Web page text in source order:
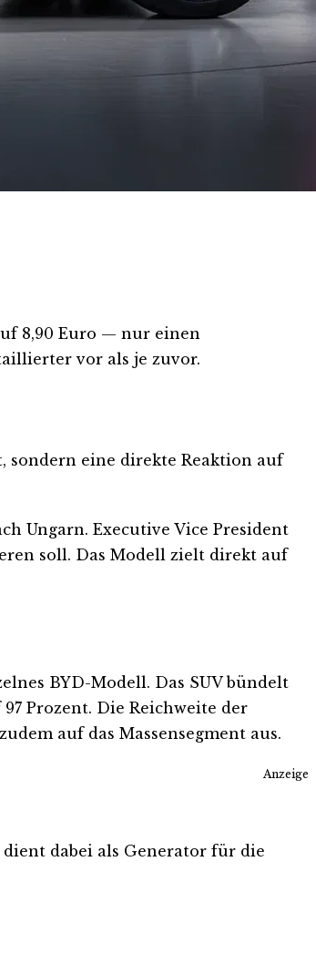
8,90 Euro — nur einen
vor als je zuvor.
sondern eine direkte Reaktion auf
Ungarn. Executive Vice President
soll. Das Modell zielt direkt auf
BYD-Modell. Das SUV bündelt
Prozent. Die Reichweite der
auf das Massensegment aus.
Anzeige
dabei als Generator für die